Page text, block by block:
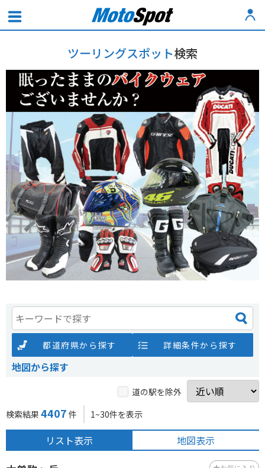
ツーリングスポット検索
都道府県から探す 詳細条件から探す
地図から探す
道の駅を除外
検索結果 4407 件 1~30件を表示
リスト表示 地図表示